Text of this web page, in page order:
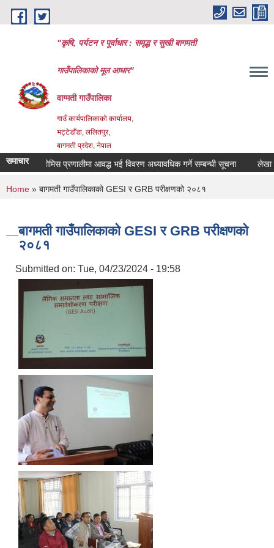
Skip to main content
"कृषि, पर्यटन र पूर्वाधार : समृद्ध र सुखी बागमती
गाउँपालिकाको मूल आधार"
वाग्मती गाउँपालिका
गाउँ कार्यपालिकाको कार्यालय,
भट्टेडाँडा, ललितपुर,
बागमती प्रदेश, नेपाल
समाचार
कोपोमिस प्रणालीमा आवद्ध भई विवरण अध्यावधिक गर्ने सम्बन्धी सूचना लेखा
You are here
Home » बागमती गाउँपालिकाको GESI र GRB परीक्षणको २०८१
बागमती गाउँपालिकाको GESI र GRB परीक्षणको
२०८१
Submitted on: Tue, 04/23/2024 - 19:58